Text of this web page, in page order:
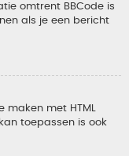
omtrent BBCode is
als je een bericht
maken met HTML
toepassen is ook